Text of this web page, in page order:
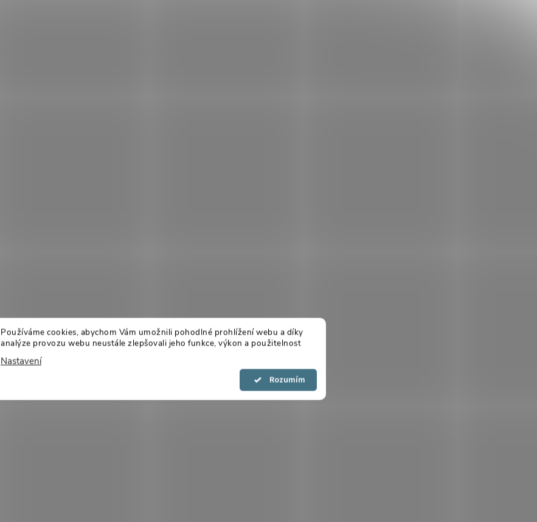
Používáme cookies, abychom Vám umožnili pohodlné prohlížení webu a díky
analýze provozu webu neustále zlepšovali jeho funkce, výkon a použitelnost
Nastavení
Souhlasím